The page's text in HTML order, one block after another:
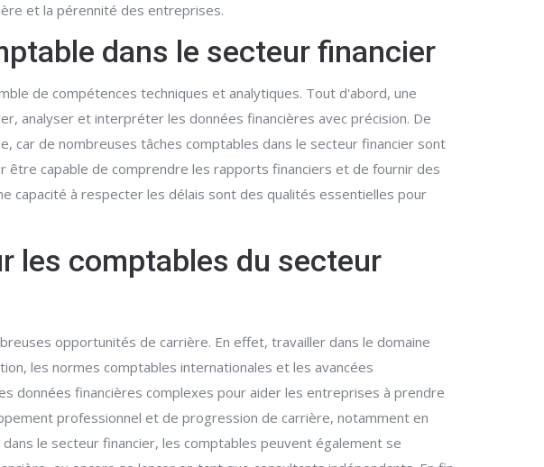
et la pérennité des entreprises.
dans le secteur financier
de compétences techniques et analytiques. Tout d'abord, une
analyser et interpréter les données financières avec précision. De
car de nombreuses tâches comptables dans le secteur financier sont
être capable de comprendre les rapports financiers et de fournir des
capacité à respecter les délais sont des qualités essentielles pour
les comptables du secteur
opportunités de carrière. En effet, travailler dans le domaine
les normes comptables internationales et les avancées
données financières complexes pour aider les entreprises à prendre
professionnel et de progression de carrière, notamment en
le secteur financier, les comptables peuvent également se